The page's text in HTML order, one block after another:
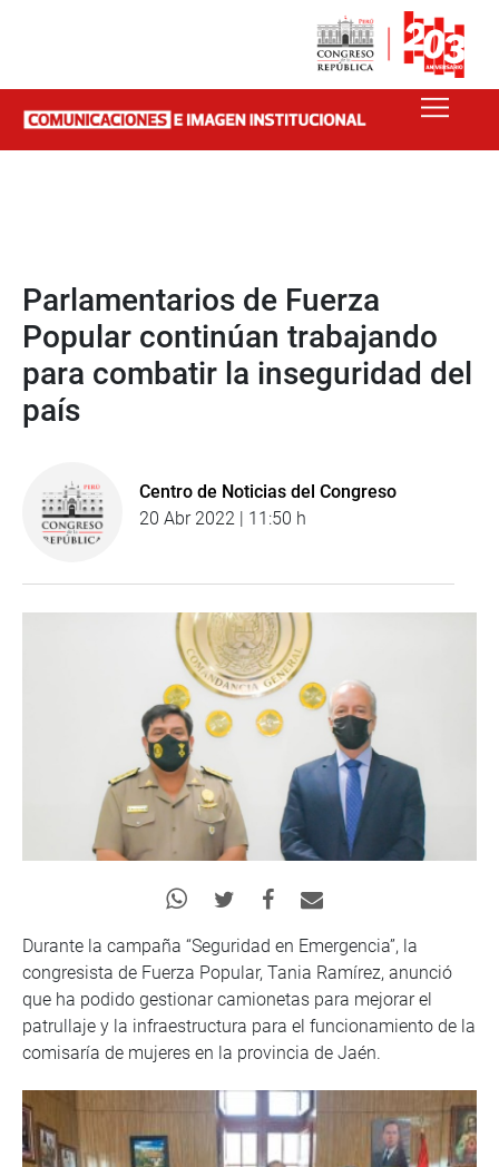
Parlamentarios de Fuerza
Popular continúan trabajando
para combatir la inseguridad del
país
Centro de Noticias del Congreso
20 Abr 2022 | 11:50 h
Durante la campaña “Seguridad en Emergencia”, la
congresista de Fuerza Popular, Tania Ramírez, anunció
que ha podido gestionar camionetas para mejorar el
patrullaje y la infraestructura para el funcionamiento de la
comisaría de mujeres en la provincia de Jaén.